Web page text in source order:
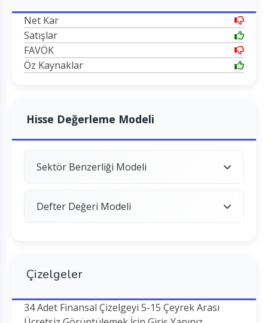
Net Kar
Satışlar
FAVÖK
Öz Kaynaklar
Hisse Değerleme Modeli
Sektör Benzerliği Modeli
Defter Değeri Modeli
Çizelgeler
34 Adet Finansal Çizelgeyi 5-15 Çeyrek Arası